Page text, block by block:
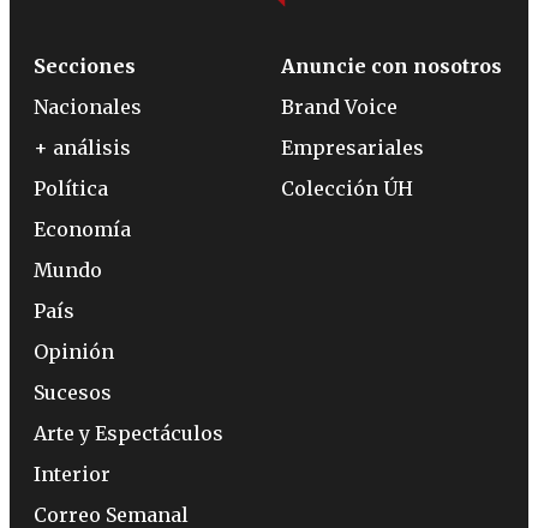
Secciones
Nacionales
+ análisis
Política
Economía
Mundo
País
Opinión
Sucesos
Arte y Espectáculos
Interior
Correo Semanal
Anuncie con nosotros
Brand Voice
Empresariales
Colección ÚH